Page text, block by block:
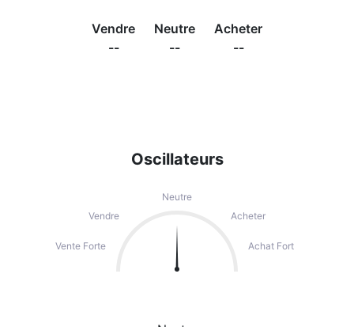
Oscillateurs
Neutre
Vendre
Acheter
Vente Forte Achat Fort
Vendre
--
Neutre
--
Acheter
--